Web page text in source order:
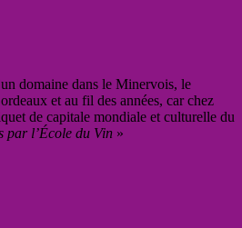
domaine dans le Minervois, le
et au fil des années, car chez
de capitale mondiale et culturelle du
par l’École du Vin »